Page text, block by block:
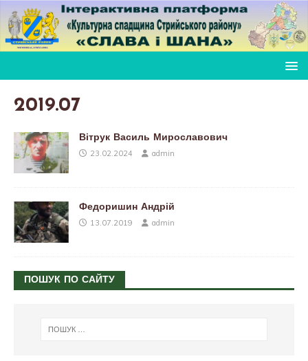
2019.07
Вітрук Василь Мирославович
23.02.2024 admin
Федоришин Андрій
13.07.2019 admin
ПОШУК ПО САЙТУ